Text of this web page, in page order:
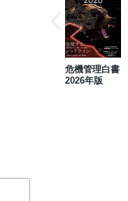
危機管理白書
2026年版